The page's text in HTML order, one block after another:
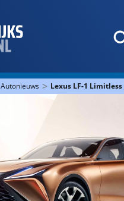
Autonieuws > Lexus LF-1